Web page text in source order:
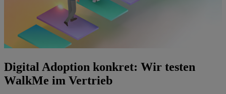
Digital Adoption konkret: Wir testen
WalkMe im Vertrieb